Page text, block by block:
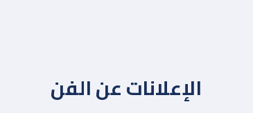
الإعلانات عن الفن